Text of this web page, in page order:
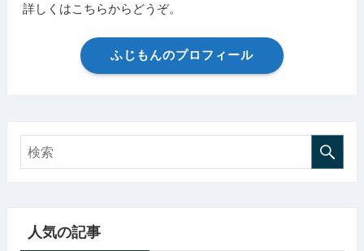
詳しくはこちらからどうぞ。
ふじもんのプロフィール
人気の記事